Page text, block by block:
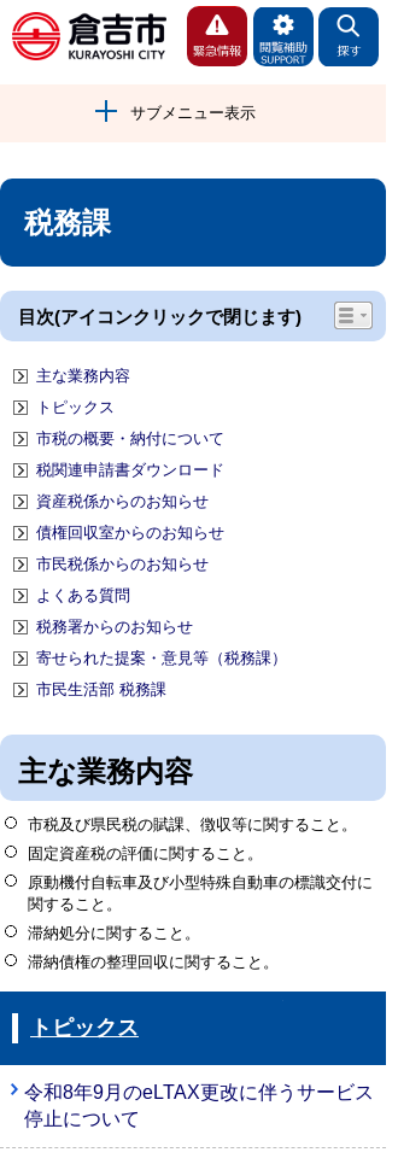
サブメニュー表示
税務課
目次(アイコンクリックで閉じます)
主な業務内容
トピックス
市税の概要・納付について
税関連申請書ダウンロード
資産税係からのお知らせ
債権回収室からのお知らせ
市民税係からのお知らせ
よくある質問
税務署からのお知らせ
寄せられた提案・意見等（税務課）
市民生活部 税務課
主な業務内容
市税及び県民税の賦課、徴収等に関すること。
固定資産税の評価に関すること。
原動機付自転車及び小型特殊自動車の標識交付に
関すること。
滞納処分に関すること。
滞納債権の整理回収に関すること。
トピックス
令和8年9月のeLTAX更改に伴うサービス
停止について